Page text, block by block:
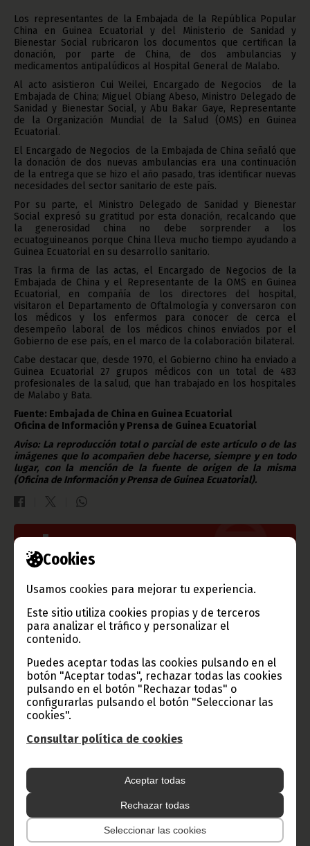
Cookies
Usamos cookies para mejorar tu experiencia.
Este sitio utiliza cookies propias y de terceros
para analizar el tráfico y personalizar el
contenido.
Puedes aceptar todas las cookies pulsando en el
botón "Aceptar todas", rechazar todas las cookies
pulsando en el botón "Rechazar todas" o
configurarlas pulsando el botón "Seleccionar las
cookies".
Consultar política de cookies
Aceptar todas
Rechazar todas
Seleccionar las cookies
Los representantes de la Embajada de la República Popular
China en Guinea Ecuatorial y del Ministerio de Sanidad y
Bienestar Social rubricaron los documentos que certifican la
donación, por parte de China, de dos ambulancias y
medicamentos antipalúdicos al Hospital General de Malabo.
Al acto asistieron Cui Weilei, Encargado de Negocios de la
Embajada de China; Miguel Obiang Abeso, Ministro Delegado de
Sanidad y Bienestar Social, y Abu Bakar Gaye, Representante
de la Organización Mundial de la Salud (OMS) en Guinea
Ecuatorial.
El Encargado de Negocios de la Embajada de China señaló que
la donación de dos nuevas ambulancias era una continuación
de la entrega que se hizo el año pasado, tras identificar nuevas
necesidades del sector sanitario de este país.
Por su parte, el Ministro Delegado de Sanidad y Bienestar
Social expresó su gratitud por esta donación, recalcando que
la generosidad china no debe sorprender a los
ecuatoguineanos porque China lleva mucho tiempo ayudando a
Guinea Ecuatorial en su desarrollo sanitario.
Tras la firma de las actas, el Encargado de Negocios de la
Embajada de China y el Representante de la OMS en Guinea
Ecuatorial, en compañía de los directores del hospital,
visitaron el Departamento de Oftalmología y conversaron con
los médicos y los enfermos para conocer de cerca el
desempeño laboral de los médicos chinos enviados por el
Gobierno de ese país, en el marco de la colaboración bilateral.
Cabe destacar que, desde 1970, el Gobierno chino ha enviado a
Guinea Ecuatorial 27 grupos médicos con un total de 483
profesionales de la salud, que han trabajado en los hospitales
de Malabo y Bata.
Fuente: Embajada de China en Guinea Ecuatorial
Oficina de Información y Prensa de Guinea Ecuatorial
Aviso: La reproducción total o parcial de este artículo o de las
imágenes que lo acompañen debe hacerse, siempre y en todo
lugar, con la mención de la fuente de origen de la misma
(Oficina de Información y Prensa de Guinea Ecuatorial).
Gobierno e Instituciones
Información de Guinea Ecuatorial
TVGE
Ecuatorial
Haz click aquí para escuchar ahora
CATEGORÍAS